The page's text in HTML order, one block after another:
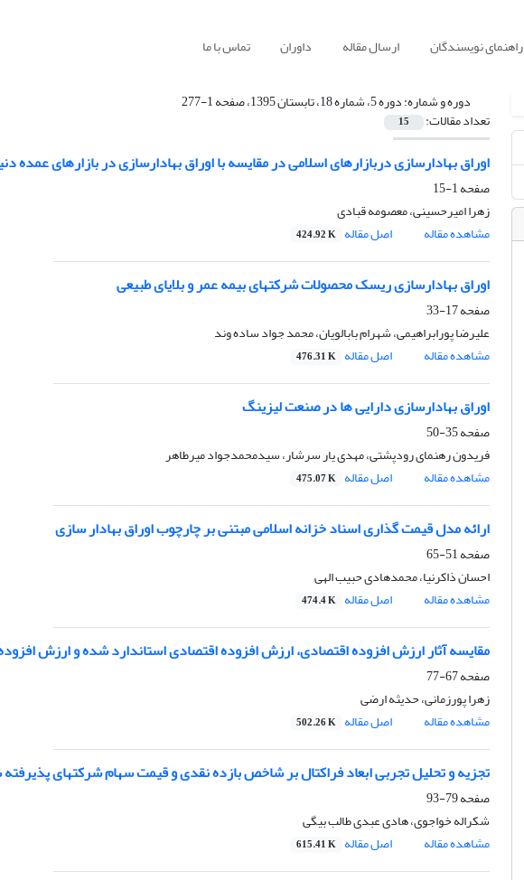
راهنمای نویسندگان ارسال مقاله داوران تماس با ما
دوره و شماره:دوره 5، شماره 18، تابستان 1395، صفحه 1-277
تعداد مقالات: 15
اوراق بهادارسازی دربازارهای اسلامی در مقایسه با اوراق بهادارسازی در بازارهای عمده
صفحه1-15
زهرا امیرحسینی، معصومه قبادی
مشاهده مقاله
اصل مقاله 424.92 K
اوراق بهادارسازی ریسک محصولات شرکت‏های بیمه عمر و بلایای طبیعی
صفحه17-33
علیرضا پورابراهیمی، شهرام بابالویان، محمد جواد ساده وند
مشاهده مقاله
اصل مقاله 476.31 K
اوراق بهادارسازی دارایی ها در صنعت لیزینگ
صفحه35-50
فریدون رهنمای رودپشتی، مهدی یار سرشار، سیدمحمدجواد میرطاهر
مشاهده مقاله
اصل مقاله 475.07 K
ارائه مدل قیمت گذاری اسناد خزانه اسلامی مبتنی بر چارچوب اوراق بهادار سازی
صفحه51-65
احسان ذاکرنیا، محمدهادی حبیب الهی
مشاهده مقاله
اصل مقاله 474.4 K
مقایسه آثار ارزش افزوده اقتصادی، ارزش افزوده اقتصادی استاندارد شده و ارزش
صفحه67-77
زهرا پورزمانی، حدیثه ارضی
مشاهده مقاله
اصل مقاله 502.26 K
تجزیه و تحلیل تجربی ابعاد فراکتال بر شاخص بازده نقدی و قیمت سهام شرکتهای
صفحه79-93
شکراله خواجوی، هادی عبدی طالب بیگی
مشاهده مقاله
اصل مقاله 615.41 K